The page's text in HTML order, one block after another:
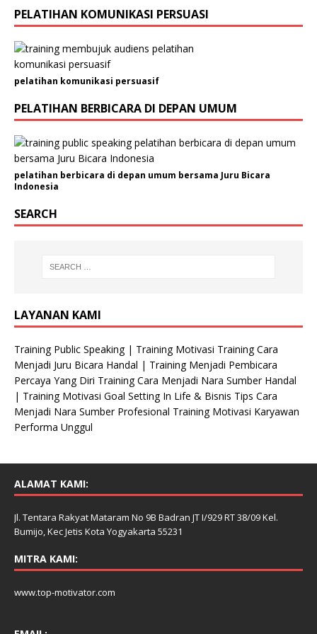
s
i
J
e
n
i
PELATIHAN KOMUNIKASI PERSUASI
pelatihan komunikasi persuasif
PELATIHAN BERBICARA DI DEPAN UMUM
pelatihan berbicara di depan umum bersama Juru Bicara
Indonesia
SEARCH
LAYANAN KAMI
Training Public Speaking | Training Motivasi Training Cara
Menjadi Juru Bicara Handal | Training Menjadi Pembicara
Percaya Yang Diri Training Cara Menjadi Nara Sumber Handal
| Training Motivasi Goal Setting In Life & Bisnis Tips Cara
Menjadi Nara Sumber Profesional Training Motivasi Karyawan
Performa Unggul
ALAMAT KAMI:
Jl. Tentara Rakyat Mataram No 9B Badran JT I/929 RT 38/09 Kel.
Bumijo, Kec Jetis Kota Yogyakarta 55231
MITRA KAMI:
www.top-motivator.com